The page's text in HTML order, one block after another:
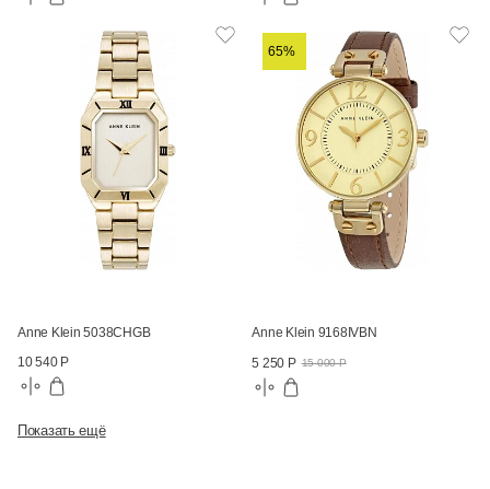
Anne Klein 5038CHGB
10 540 Р
65%
Anne Klein 9168IVBN
5 250 Р 15 000 Р
Показать ещё